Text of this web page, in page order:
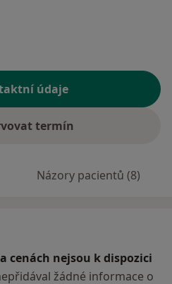
údaje
termín
Názory pacientů (8)
cenách nejsou k dispozici
žádné informace o